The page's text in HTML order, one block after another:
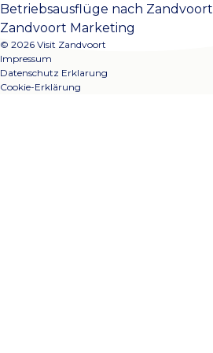
Betriebsausflüge nach Zandvoort
Zandvoort Marketing
© 2026 Visit Zandvoort
Impressum
Datenschutz Erklarung
Cookie-Erklärung